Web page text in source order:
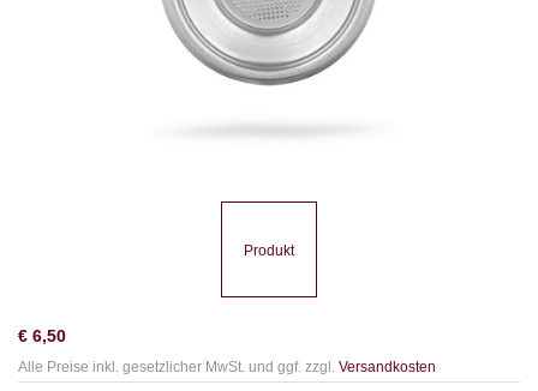
Produkt
€ 6,50
Alle Preise inkl. gesetzlicher MwSt. und ggf. zzgl. Versandkosten